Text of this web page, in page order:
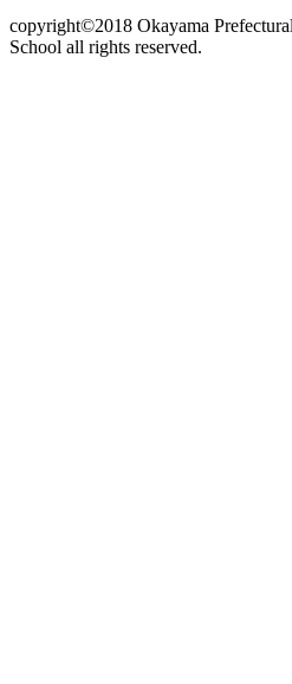
copyright©2018 Okayama
School all rights reserved.